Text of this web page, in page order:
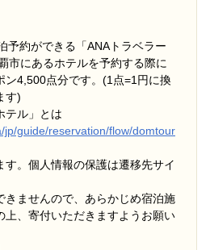
予約ができる「ANAトラベラー
市にあるホテルを予約する際に
ン4,500点分です。(1点=1円に換
す)
テル」とは
jp/guide/reservation/flow/domtour
す。個人情報の保護は遷移先サイ
ませんので、あらかじめ宿泊施
上、寄付いただきますようお願い